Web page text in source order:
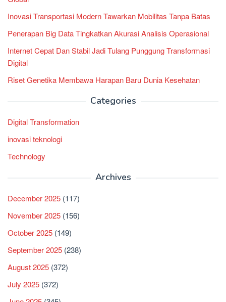
Inovasi Transportasi Modern Tawarkan Mobilitas Tanpa Batas
Penerapan Big Data Tingkatkan Akurasi Analisis Operasional
Internet Cepat Dan Stabil Jadi Tulang Punggung Transformasi
Digital
Riset Genetika Membawa Harapan Baru Dunia Kesehatan
Categories
Digital Transformation
inovasi teknologi
Technology
Archives
December 2025 (117)
November 2025 (156)
October 2025 (149)
September 2025 (238)
August 2025 (372)
July 2025 (372)